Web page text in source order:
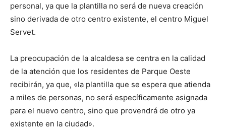
personal, ya que la plantilla no será de nueva creación
sino derivada de otro centro existente, el centro Miguel
Servet.
La preocupación de la alcaldesa se centra en la calidad
de la atención que los residentes de Parque Oeste
recibirán, ya que, «la plantilla que se espera que atienda
a miles de personas, no será específicamente asignada
para el nuevo centro, sino que provendrá de otro ya
existente en la ciudad».